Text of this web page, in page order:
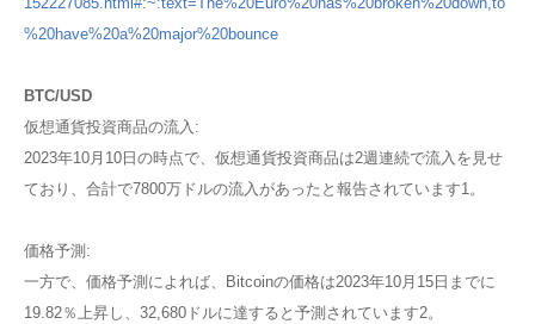
%20have%20a%20major%20bounce
BTC/USD
仮想通貨投資商品の流入:
2023年10月10日の時点で、仮想通貨投資商品は2週連続で流入を見せ
ており、合計で7800万ドルの流入があったと報告されています​1​。
価格予測:
一方で、価格予測によれば、Bitcoinの価格は2023年10月15日までに
19.82％上昇し、32,680ドルに達すると予測されています​2​。